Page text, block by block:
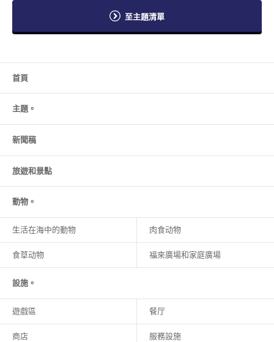
至主題清單
首頁
主題。
新聞稿
旅遊和景點
動物。
生活在海中的動物 肉食动物
食草动物 福來廣場和家庭廣場
設施。
遊戲區 餐厅
商店 服務設施